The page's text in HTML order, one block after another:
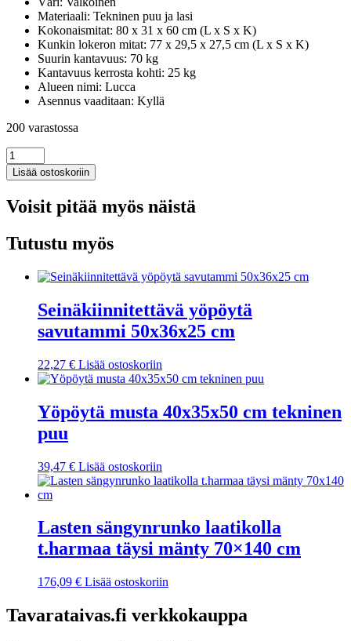
Materiaali: Tekninen puu ja lasi
Kokonaismitat: 80 x 31 x 60 cm (L x S x K)
Kunkin lokeron mitat: 77 x 29,5 x 27,5 cm (L x S x K)
Suurin kantavuus: 70 kg
Kantavuus kerrosta kohti: 25 kg
Alueen nimi: Lucca
Asennus vaaditaan: Kyllä
200 varastossa
Keittiön
seinäkaappi
lasiovella
valkoinen
Lisää ostoskoriin
Voisit pitää myös näistä
Tutustu myös
Seinäkiinnitettävä yöpöytä
savutammi 50x36x25 cm
22,27 € Lisää ostoskoriin
Yöpöytä musta 40x35x50 cm tekninen
puu
39,47 € Lisää ostoskoriin
Lasten sängynrunko laatikolla
t.harmaa täysi mänty 70×140 cm
176,09 € Lisää ostoskoriin
Tavarataivas.fi verkkokauppa